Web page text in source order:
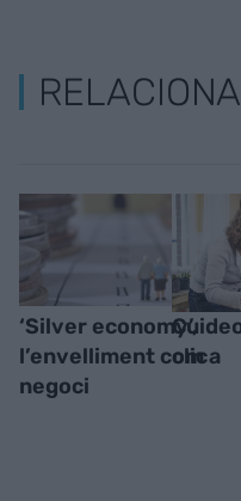
‘Silver economy’,
l’envelliment com a
negoci
clic